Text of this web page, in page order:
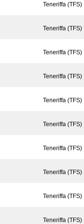
Teneriffa (TFS)
Teneriffa (TFS)
Teneriffa (TFS)
Teneriffa (TFS)
Teneriffa (TFS)
Teneriffa (TFS)
Teneriffa (TFS)
Teneriffa (TFS)
Teneriffa (TFS)
Teneriffa (TFS)